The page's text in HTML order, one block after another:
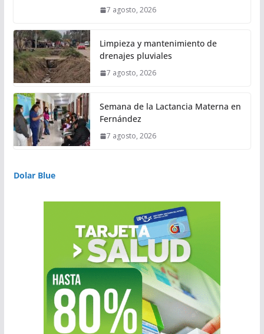
7 agosto, 2026
Limpieza y mantenimiento de
drenajes pluviales
7 agosto, 2026
Semana de la Lactancia Materna en
Fernández
7 agosto, 2026
Dolar Blue